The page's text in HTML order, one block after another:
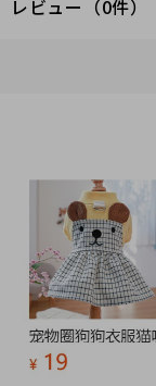
レビュー（0件）